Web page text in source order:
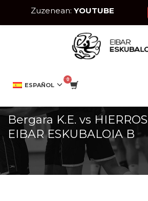
ESPAÑOL
BERGARA K.E. VS HIERROS
Bergara K.E. vs
EIBAR ESKUBALOIA B
Zuzenean: YOUTUBE